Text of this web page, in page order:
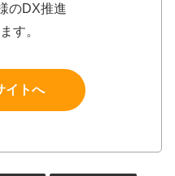
のDX推進
す。
イトへ